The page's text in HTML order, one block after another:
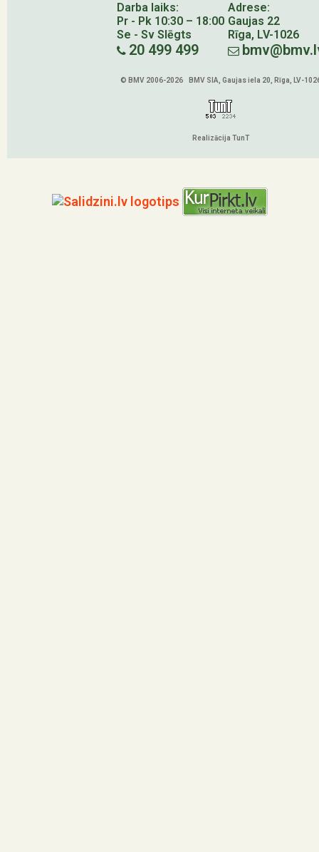
Darba laiks:
Pr - Pk 10:30 – 18:00
Se - Sv Slēgts
20 499 499
Adrese:
Gaujas 22
Rīga, LV-1026
© BMV 2006-2026 BMV SIA, Gaujas iela 20, Rīga, LV-
Realizācija TunT